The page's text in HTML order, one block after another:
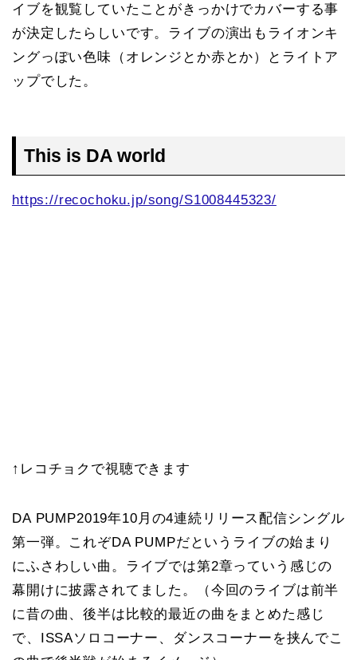
イブを観覧していたことがきっかけでカバーする事
が決定したらしいです。ライブの演出もライオンキ
ングっぽい色味（オレンジとか赤とか）とライトア
ップでした。
This is DA world
https://recochoku.jp/song/S1008445323/
↑レコチョクで視聴できます
DA PUMP2019年10月の4連続リリース配信シングル
第一弾。これぞDA PUMPだというライブの始まり
にふさわしい曲。ライブでは第2章っていう感じの
幕開けに披露されてました。（今回のライブは前半
に昔の曲、後半は比較的最近の曲をまとめた感じ
で、ISSAソロコーナー、ダンスコーナーを挟んでこ